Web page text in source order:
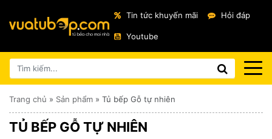
Tin tức khuyến mãi Hỏi đáp
Youtube
Trang chủ » Sản phẩm » Tủ bếp Gỗ tự nhiên
TỦ BẾP GỖ TỰ NHIÊN